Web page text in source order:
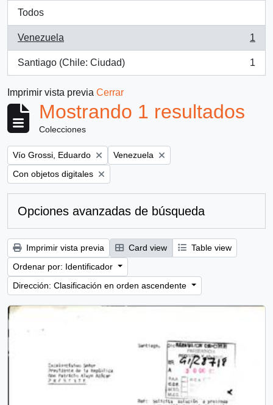
Todos
Venezuela
, 1 resultados
1
Santiago (Chile: Ciudad)
, 1 resultados
1
Imprimir vista previa Cerrar
Mostrando 1 resultados
Colecciones
Remove filter:
Vío Grossi, Eduardo Remove filter:
Venezuela
Remove filter:
Con objetos digitales
Opciones avanzadas de búsqueda
Imprimir vista previa Card view
Table view
Ordenar por: Identificador
Dirección: Clasificación en orden ascendente